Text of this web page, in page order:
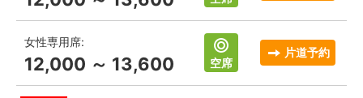
女性専用席:
12,000 ～ 13,600 空席
片道予約